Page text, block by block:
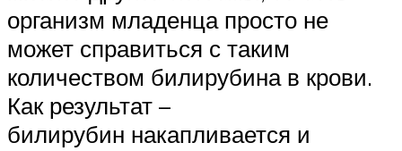
организм младенца просто не
может справиться с таким
количеством билирубина в крови.
Как результат –
билирубин накапливается и